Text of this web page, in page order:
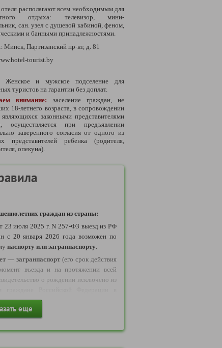
располагают всем необходимым для
отдыха: телевизор, мини-
сан. узел с душевой кабиной, феном,
и банными принадлежностями.
Минск, Партизанский пр-кт, д. 81
tourist.by
Женское и мужское подселение для
туристов на гарантии без доплат.
внимание: заселение граждан, не
18-летнего возраста, в сопровождении
законными представителями
осуществляется при предъявлении
заверенного согласия от одного из
представителей ребенка (родителя,
опекуна).
граждан из страны:
23 июля 2025 г. N 257-ФЗ выезд из РФ
с 20 января 2026 года возможен по
паспорту или загранпаспорту
— загранпаспорт (его срок действия
въезда и на протяжении всей
о рождении исключено из
выезд в Беларусь
еще